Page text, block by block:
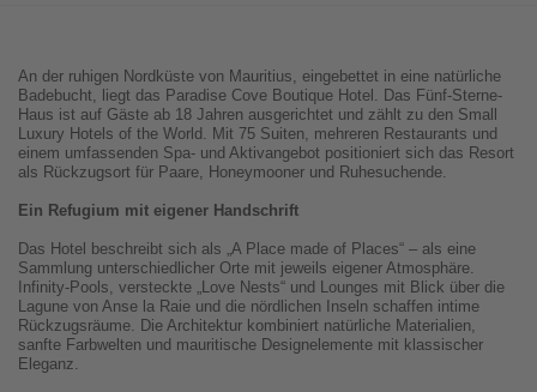
An der ruhigen Nordküste von Mauritius, eingebettet in eine natürliche
Badebucht, liegt das Paradise Cove Boutique Hotel. Das Fünf-Sterne-
Haus ist auf Gäste ab 18 Jahren ausgerichtet und zählt zu den Small
Luxury Hotels of the World. Mit 75 Suiten, mehreren Restaurants und
einem umfassenden Spa- und Aktivangebot positioniert sich das Resort
als Rückzugsort für Paare, Honeymooner und Ruhesuchende.
Ein Refugium mit eigener Handschrift
Das Hotel beschreibt sich als „A Place made of Places“ – als eine
Sammlung unterschiedlicher Orte mit jeweils eigener Atmosphäre.
Infinity-Pools, versteckte „Love Nests“ und Lounges mit Blick über die
Lagune von Anse la Raie und die nördlichen Inseln schaffen intime
Rückzugsräume. Die Architektur kombiniert natürliche Materialien,
sanfte Farbwelten und mauritische Designelemente mit klassischer
Eleganz.